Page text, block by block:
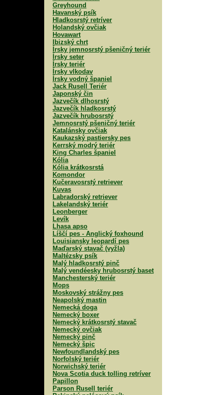
Greyhound
Havanský psík
Hladkosrstý retríver
Holandský ovčiak
Hovawart
Ibizský chrt
Írsky jemnosrstý pšeničný teriér
Írsky seter
Írsky teriér
Írsky vlkodav
Írsky vodný španiel
Jack Rusell Teriér
Japonský čin
Jazvečík dlhosrstý
Jazvečík hladkosrstý
Jazvečík hrubosrstý
Jemnosrstý pšeničný teriér
Katalánsky ovčiak
Kaukazský pastiersky pes
Kerrský modrý teriér
King Charles španiel
Kólia
Kólia krátkosrstá
Komondor
Kučeravosrstý retriever
Kuvas
Labradorský retriever
Lakelandský teriér
Leonberger
Levík
Lhasa apso
Líščí pes - Anglický foxhound
Louisiansky leopardí pes
Maďarský stavač (vyžla)
Maltézsky psík
Malý hladkosrstý pinč
Malý vendéesky hrubosrstý baset
Manchesterský teriér
Mops
Moskovský strážny pes
Neapolský mastin
Nemecká doga
Nemecký boxer
Nemecký krátkosrstý stavač
Nemecký ovčiak
Nemecký pinč
Nemecký špic
Newfoundlandský pes
Norfolský teriér
Norwichský teriér
Nova Scotia duck tolling retríver
Papillon
Parson Rusell teriér